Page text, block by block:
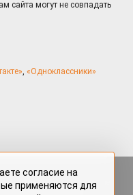
сайта могут не совпадать
, «Одноклассники»
размещённые на портале
авторами
согласие на
применяются для